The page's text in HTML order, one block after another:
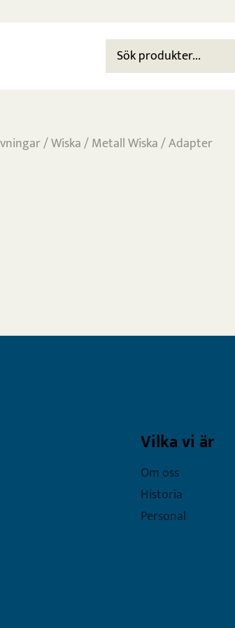
/Wiska/Metall Wiska/ Adapter
Vilka vi är
Om oss
Historia
Personal